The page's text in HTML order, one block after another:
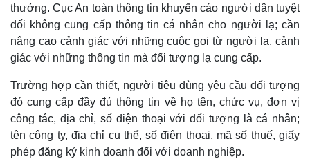
Thể thao
Bóng đá
Ô tô - Xe máy
thưởng. Cục An toàn thông tin khuyến cáo người dân tuyệt
đối không cung cấp thông tin cá nhân cho người lạ; cần
nâng cao cảnh giác với những cuộc gọi từ người lạ, cảnh
giác với những thông tin mà đối tượng lạ cung cấp.
Trường hợp cần thiết, người tiêu dùng yêu cầu đối tượng
đó cung cấp đầy đủ thông tin về họ tên, chức vụ, đơn vị
công tác, địa chỉ, số điện thoại với đối tượng là cá nhân;
tên công ty, địa chỉ cụ thể, số điện thoại, mã số thuế, giấy
phép đăng ký kinh doanh đối với doanh nghiệp.